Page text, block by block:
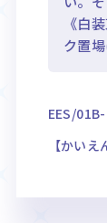
《白
ク置場
EES/
【かい